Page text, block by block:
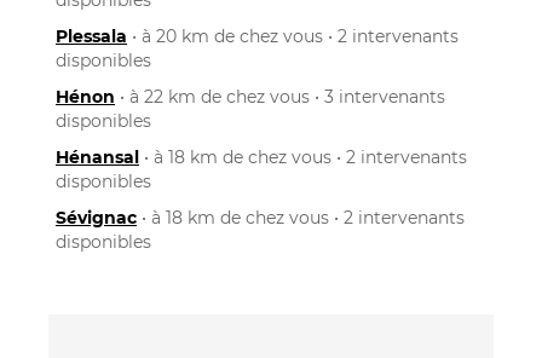
Plessala • à 20 km de chez vous • 2 intervenants
disponibles
Hénon • à 22 km de chez vous • 3 intervenants
disponibles
Hénansal • à 18 km de chez vous • 2 intervenants
disponibles
Sévignac • à 18 km de chez vous • 2 intervenants
disponibles